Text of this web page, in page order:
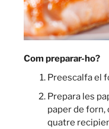
Com preparar-ho?
Preescalfa el
Prepara les
paper de forn,
quatre